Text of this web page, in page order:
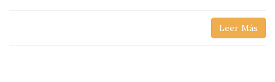
Leer Más